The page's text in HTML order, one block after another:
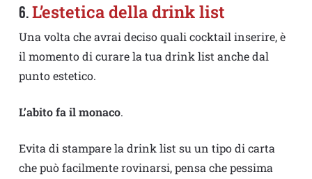
6.L’estetica della drink list
Una volta che avrai deciso quali cocktail inserire, è
il momento di curare la tua drink list anche dal
punto estetico.
L’abito fa il monaco.
Evita di stampare la drink list su un tipo di carta
che può facilmente rovinarsi, pensa che pessima